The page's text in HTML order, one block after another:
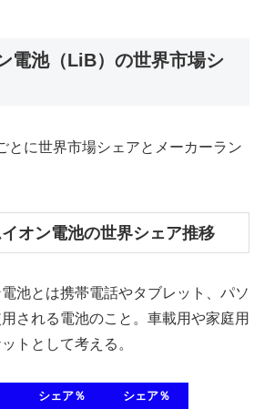
電池（LiB）の世界市場シ
とに世界市場シェアとメーカーラン
オン電池の世界シェア推移
池とは携帯電話やタブレット、パソ
される電池のこと。車載用や家庭用
トとして考える。
シェア％
シェア％